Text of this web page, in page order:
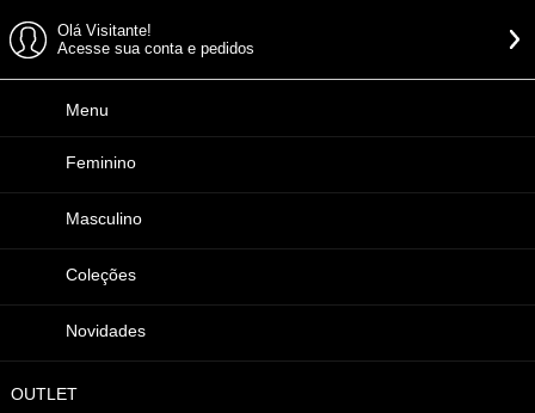
Olá Visitante!
Acesse sua conta e pedidos
Menu
Feminino
Masculino
Coleções
Novidades
OUTLET